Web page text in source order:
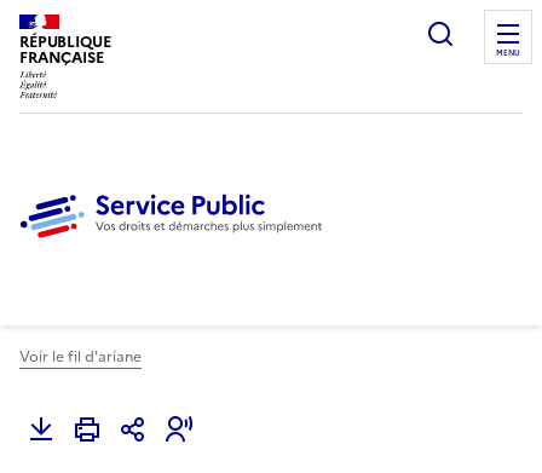
RÉPUBLIQUE
FRANÇAISE
Ouvrir
MENU
Voir le fil d'ariane